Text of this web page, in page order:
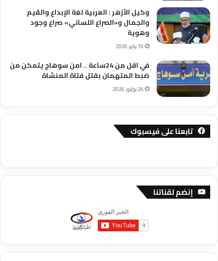
وكيل الأزهر : العربية لغة الإبداع والقيم
والجمال و«الصراع اللساني» صراع وجود
وهوية
10 يناير، 2026
في اقل من 24ساعة .. امن سوهاج يتمكن من
ضبط المتهمان بقتل فتاة المنشاة
26 يوليو، 2026
تابعنا على فيسبوك
إنضم لقناتنا